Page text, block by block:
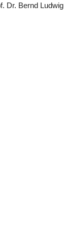
Dr. Bernd Ludwig